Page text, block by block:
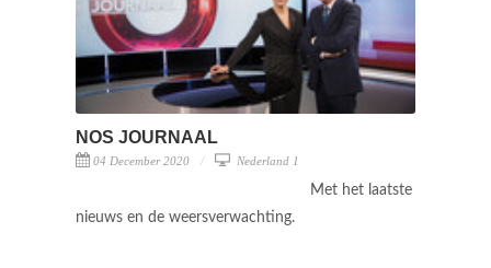
NOS JOURNAAL
04 December 2020 Nederland 1
Met het laatste
nieuws en de weersverwachting.